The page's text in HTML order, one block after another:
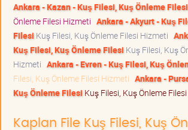
Ankara - Kazan - Kuş Filesi, Kuş Önleme Filesi
Önleme Filesi Hizmeti Ankara - Akyurt - Kuş
Filesi Kuş Filesi, Kuş Önleme Filesi Hizmeti
Kuş Filesi, Kuş Önleme Filesi Kuş Filesi, Kuş
Hizmeti Ankara - Evren - Kuş Filesi, Kuş
Filesi, Kuş Önleme Filesi Hizmeti Ankara -
Kuş Önleme Filesi Kuş Filesi, Kuş Önleme
Kaplan File Kuş Filesi, Kuş